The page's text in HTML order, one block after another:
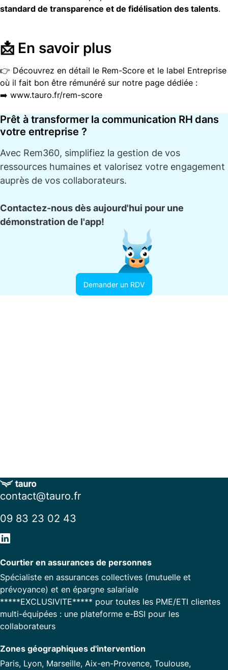
standard de transparence et de fidélisation des talents.
📩 En savoir plus
👉 Découvrez en détail le Rem-Score et le label Entreprise
où il fait bon être rémunéré sur notre page dédiée :
➡️ www.tauro.fr/rem-score
Prêt à transformer la communication RH dans
votre entreprise ?
Avec Rem360, simplifiez la gestion de vos
ressources humaines et valorisez votre engagement
auprès de vos collaborateurs.
Contactez-nous dès aujourd'hui pour une
démonstration de l'app!
Demander un RDV
contact@tauro.fr
09 83 23 02 43
Courtier en assurances de personnes
Spécialiste en assurances collectives (mutuelle et
prévoyance) et en épargne salariale
*****EXCLUSIVITE***** pour toutes les PME/ETI clientes
multi-équipées : une plateforme e-BSI pour les
collaborateurs
Zones géographiques d'intervention
Paris, Lyon, Marseille, Aix-en-Provence, Toulouse,